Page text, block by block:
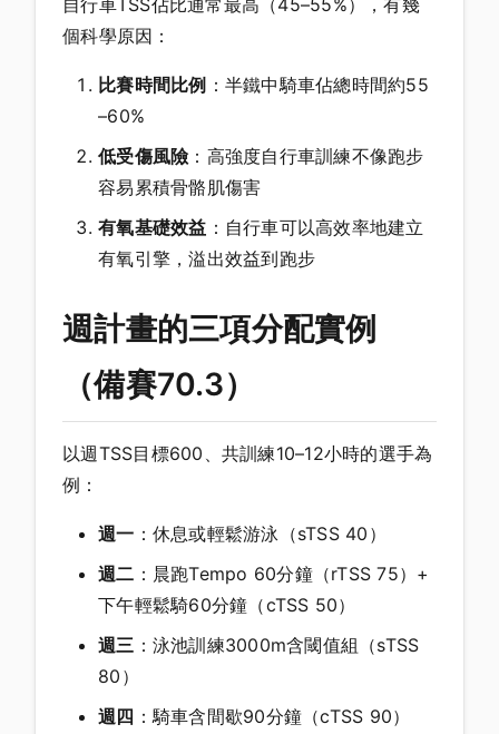
個科學原因：
比賽時間比例 ：半鐵中騎車佔總時間約55
–60%
低受傷風險 ：高強度自行車訓練不像跑步
容易累積骨骼肌傷害
有氧基礎效益 ：自行車可以高效率地建立
有氧引擎，溢出效益到跑步
週計畫的三項分配實例
（備賽70.3）
以週TSS目標600、共訓練10–12小時的選手為
例：
週一 ：休息或輕鬆游泳（sTSS 40）
週二 ：晨跑Tempo 60分鐘（rTSS 75）+
下午輕鬆騎60分鐘（cTSS 50）
週三 ：泳池訓練3000m含閾值組（sTSS
80）
週四 ：騎車含間歇90分鐘（cTSS 90）